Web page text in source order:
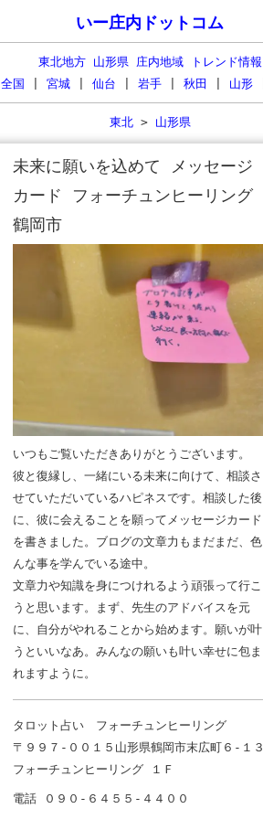
いー庄内ドットコム
東北地方 山形県 庄内地域 トレンド情報
全国
宮城 仙台 岩手 秋田 山形
東北> 山形県
未来に願いを込めて メッセージ
カード フォーチュンヒーリング
鶴岡市
いつもご覧いただきありがとうございます。
彼と復縁し、一緒にいる未来に向けて、相談さ
せていただいているハピネスです。相談した後
に、彼に会えることを願ってメッセージカード
を書きました。ブログの文章力もまだまだ、色
んな事を学んでいる途中。
文章力や知識を身につけれるよう頑張って行こ
うと思います。まず、先生のアドバイスを元
に、自分がやれることから始めます。願いが叶
うといいなあ。みんなの願いも叶い幸せに包ま
れますように。
タロット占い フォーチュンヒーリング
〒９９７-００１５山形県鶴岡市末広町６-１３
フォーチュンヒーリング １Ｆ
電話 ０９０-６４５５-４４００